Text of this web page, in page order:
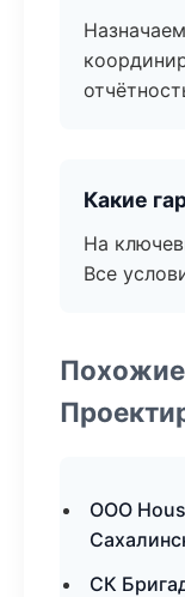
Какие
На
Все
ООО
СК